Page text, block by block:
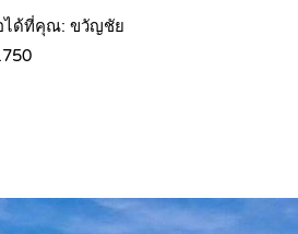
ได้ที่คุณ: ขวัญชัย